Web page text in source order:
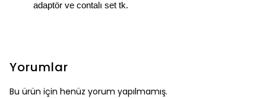
adaptör ve contalı set tk.
Yorumlar
Bu ürün için henüz yorum yapılmamış.